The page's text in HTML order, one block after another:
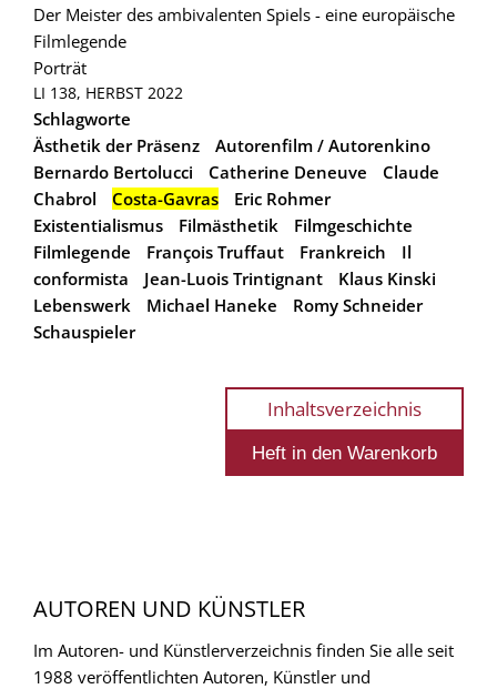
Der Meister des ambivalenten Spiels - eine europäische
Filmlegende
Porträt
LI 138, HERBST 2022
Schlagworte
Ästhetik der Präsenz
Autorenfilm / Autorenkino
Bernardo Bertolucci
Catherine Deneuve
Claude
Chabrol
Costa-Gavras
Eric Rohmer
Existentialismus
Filmästhetik
Filmgeschichte
Filmlegende
François Truffaut Frankreich
Il
conformista
Jean-Luois Trintignant
Klaus Kinski
Lebenswerk
Michael Haneke
Romy Schneider
Schauspieler
Inhaltsverzeichnis
AUTOREN UND KÜNSTLER
Im Autoren- und Künstlerverzeichnis finden Sie alle seit
1988 veröffentlichten Autoren, Künstler und